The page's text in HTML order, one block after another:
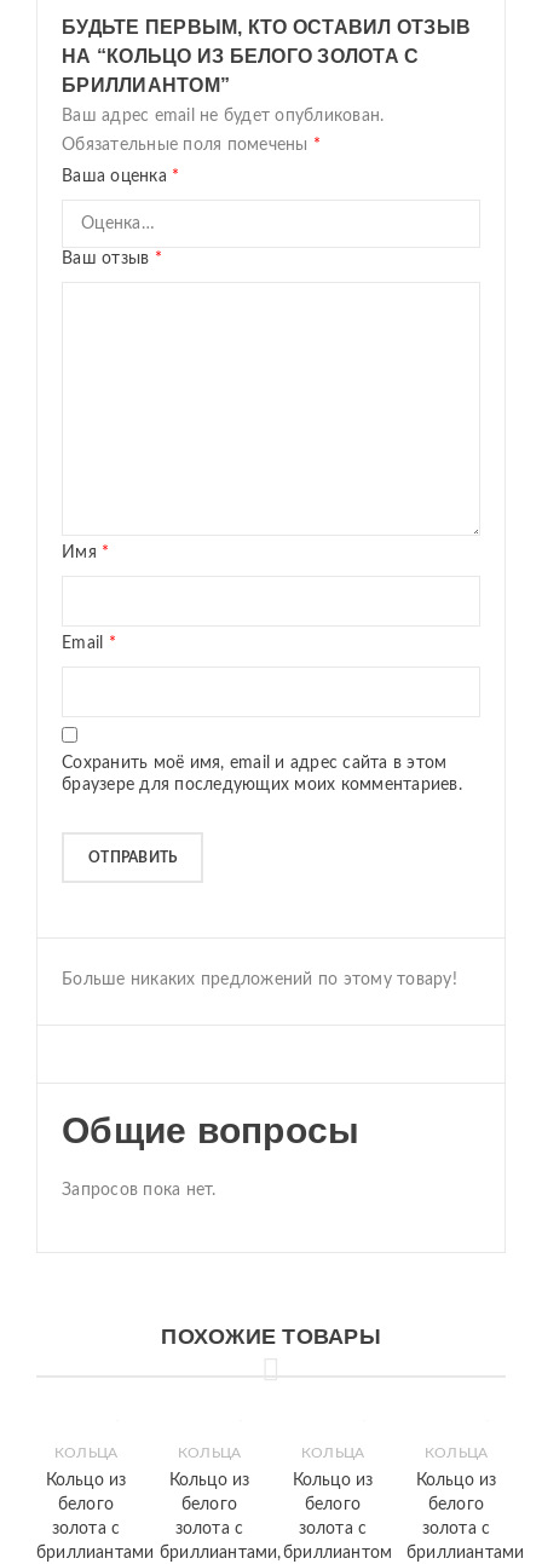
БУДЬТЕ ПЕРВЫМ, КТО ОСТАВИЛ ОТЗЫВ
НА “КОЛЬЦО ИЗ БЕЛОГО ЗОЛОТА С
БРИЛЛИАНТОМ”
Ваш адрес email не будет опубликован.
Обязательные поля помечены *
Ваша оценка *
Ваш отзыв *
Имя *
Email *
Сохранить моё имя, email и адрес сайта в этом
браузере для последующих моих комментариев.
Больше никаких предложений по этому товару!
Общие вопросы
Запросов пока нет.
ПОХОЖИЕ ТОВАРЫ
КОЛЬЦА
Кольцо из
белого
золота с
бриллиантами
КОЛЬЦА
Кольцо из
белого
золота с
бриллиантами,
КОЛЬЦА
Кольцо из
белого
золота с
бриллиантом
КОЛЬЦА
Кольцо из
белого
золота с
бриллиантами